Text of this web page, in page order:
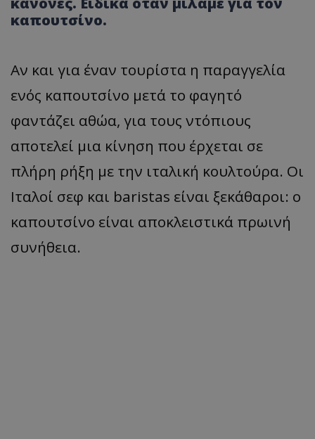
καπουτσίνο.
Αν και για έναν τουρίστα η παραγγελία
ενός καπουτσίνο μετά το φαγητό
φαντάζει αθώα, για τους ντόπιους
αποτελεί μια κίνηση που έρχεται σε
πλήρη ρήξη με την ιταλική κουλτούρα. Οι
Ιταλοί σεφ και baristas είναι ξεκάθαροι: ο
καπουτσίνο είναι αποκλειστικά πρωινή
συνήθεια.